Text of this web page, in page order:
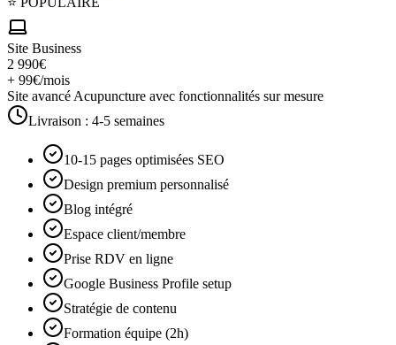
Site Business
2 990€
+ 99€/mois
Site avancé Acupuncture avec fonctionnalités sur mesure
Livraison : 4-5 semaines
10-15 pages optimisées SEO
Design premium personnalisé
Blog intégré
Espace client/membre
Prise RDV en ligne
Google Business Profile setup
Stratégie de contenu
Formation équipe (2h)